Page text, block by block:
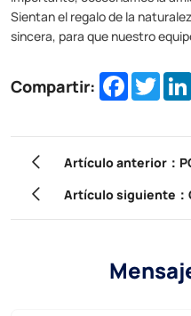
Sientan el regalo de la
sincera, para que nuestro
Compartir: Facebook
Artículo anterior：
cantón en 2024
Artículo siguiente
a nuestra empresa